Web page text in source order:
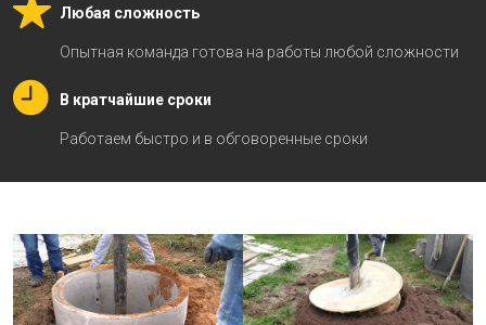
Любая сложность
Опытная команда готова на работы любой сложности
В кратчайшие сроки
Работаем быстро и в обговоренные сроки